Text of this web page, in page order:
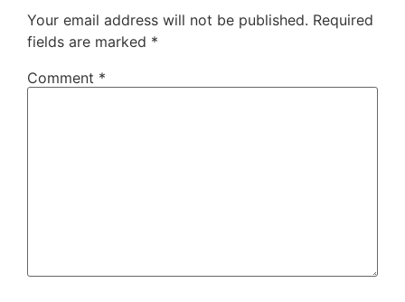
Your email address will not be published. Required
fields are marked *
Comment *